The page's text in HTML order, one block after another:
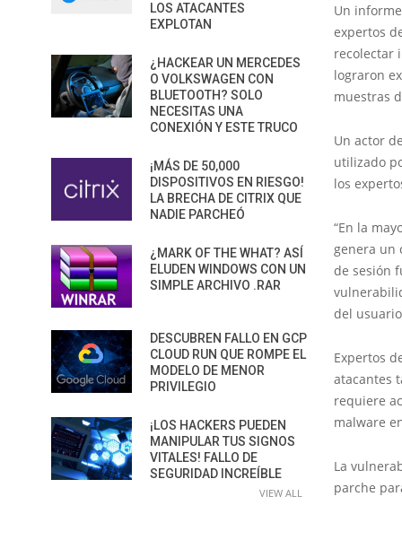
Un
expertos
recolectar
lograron
muestras
Un actor
utilizado
los
“En la
genera un
de sesión
del
Expertos
atacantes
requiere
malware
La
parche
LOS ATACANTES
EXPLOTAN
¿HACKEAR UN MERCEDES
O VOLKSWAGEN CON
BLUETOOTH? SOLO
NECESITAS UNA
CONEXIÓN Y ESTE TRUCO
¡MÁS DE 50,000
DISPOSITIVOS EN RIESGO!
LA BRECHA DE CITRIX QUE
NADIE PARCHEÓ
¿MARK OF THE WHAT? ASÍ
ELUDEN WINDOWS CON UN
SIMPLE ARCHIVO .RAR
DESCUBREN FALLO EN GCP
CLOUD RUN QUE ROMPE EL
MODELO DE MENOR
PRIVILEGIO
¡LOS HACKERS PUEDEN
MANIPULAR TUS SIGNOS
VITALES! FALLO DE
SEGURIDAD INCREÍBLE
VIEW ALL